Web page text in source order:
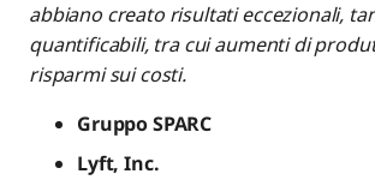
abbiano creato risultati eccezionali,
quantificabili, tra cui aumenti di
risparmi sui costi.
Gruppo SPARC
Lyft, Inc.